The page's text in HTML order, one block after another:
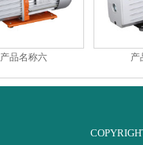
产品名称六 产